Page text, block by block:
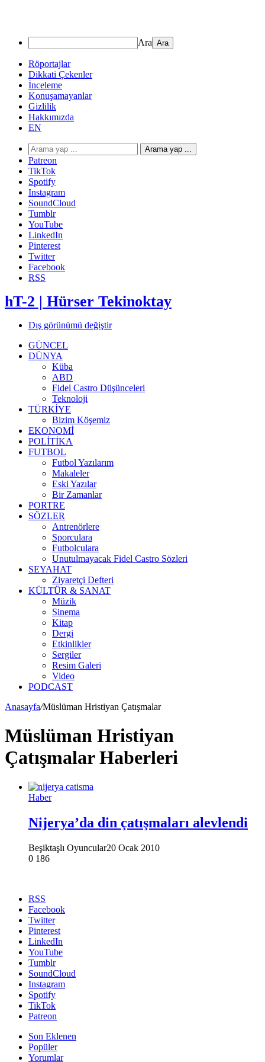
Ara
Röportajlar
Dikkati Çekenler
İnceleme
Konuşamayanlar
Gizlilik
Hakkımızda
EN
Arama yap ...
Patreon
TikTok
Spotify
Instagram
SoundCloud
Tumblr
YouTube
LinkedIn
Pinterest
Twitter
Facebook
RSS
hT-2 | Hürser Tekinoktay
Dış görünümü değiştir
GÜNCEL
DÜNYA
Küba
ABD
Fidel Castro Düşünceleri
Teknoloji
TÜRKİYE
Bizim Köşemiz
EKONOMİ
POLİTİKA
FUTBOL
Futbol Yazılarım
Makaleler
Eski Yazılar
Bir Zamanlar
PORTRE
SÖZLER
Antrenörlere
Sporculara
Futbolculara
Unutulmayacak Fidel Castro Sözleri
SEYAHAT
Ziyaretçi Defteri
KÜLTÜR & SANAT
Müzik
Sinema
Kitap
Dergi
Etkinlikler
Sergiler
Resim Galeri
Video
PODCAST
Anasayfa/Müslüman Hristiyan Çatışmalar
Müslüman Hristiyan
Çatışmalar Haberleri
Haber
Nijerya’da din çatışmaları alevlendi
Beşiktaşlı Oyuncular20 Ocak 2010
0 186
RSS
Facebook
Twitter
Pinterest
LinkedIn
YouTube
Tumblr
SoundCloud
Instagram
Spotify
TikTok
Patreon
Son Eklenen
Popüler
Yorumlar